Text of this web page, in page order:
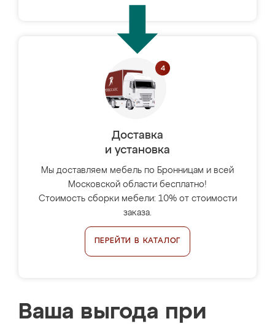
Доставка
и установка
Мы доставляем мебель по Бронницам и всей
Московской области бесплатно!
Стоимость сборки мебели: 10% от стоимости
заказа.
ПЕРЕЙТИ В КАТАЛОГ
Ваша выгода при